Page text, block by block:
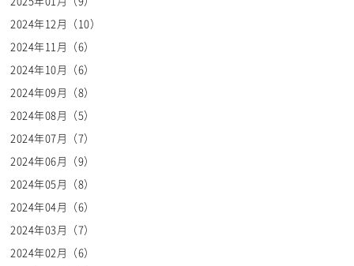
2024年12月（10）
2024年11月（6）
2024年10月（6）
2024年09月（8）
2024年08月（5）
2024年07月（7）
2024年06月（9）
2024年05月（8）
2024年04月（6）
2024年03月（7）
2024年02月（6）